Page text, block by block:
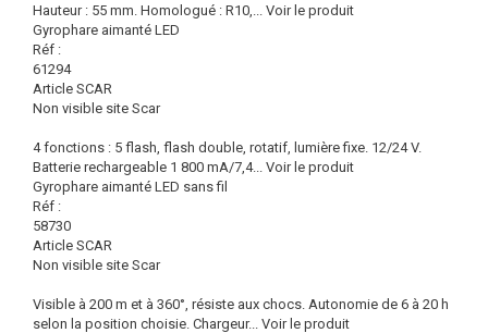
Hauteur : 55 mm. Homologué : R10,...
Voir le produit
Gyrophare aimanté LED
Réf :
61294
Article SCAR
Non visible site Scar
4 fonctions : 5 flash, flash double, rotatif, lumière fixe. 12/24 V.
Batterie rechargeable 1 800 mA/7,4...
Voir le produit
Gyrophare aimanté LED sans fil
Réf :
58730
Article SCAR
Non visible site Scar
Visible à 200 m et à 360°, résiste aux chocs. Autonomie de 6 à 20 h
selon la position choisie. Chargeur...
Voir le produit